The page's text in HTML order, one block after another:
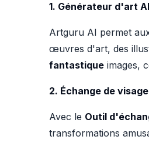
1. Générateur d'art AI
Artguru AI permet
œuvres d'art, des
fantastique images,
2. Échange de
Avec le Outil
transformations